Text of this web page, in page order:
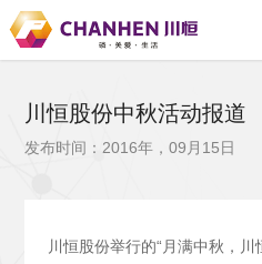
川恒股份中秋活动报道
发布时间：2016年，09月15日
川恒股份举行的“月满中秋，